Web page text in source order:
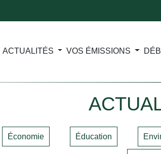
ACTUALITÉS VOS ÉMISSIONS
Économie Éducation